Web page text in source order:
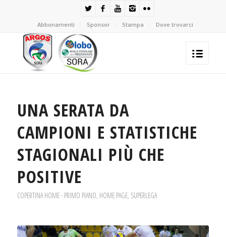
Abbonamenti Sponsor Stampa Dove trovarci
UNA SERATA DA
CAMPIONI E STATISTICHE
STAGIONALI PIÙ CHE
POSITIVE
COPERTINA HOME - PRIMO PIANO, HOME PAGE, SUPERLEGA